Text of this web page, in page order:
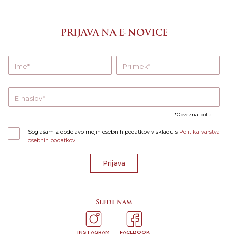
PRIJAVA NA E-NOVICE
Ime Priimek
E-naslov
Obvezna polja
Soglašam z obdelavo mojih osebnih podatkov v skladu s Politika varstva
osebnih podatkov.
Prijava
Sledi nam
INSTAGRAM FACEBOOK